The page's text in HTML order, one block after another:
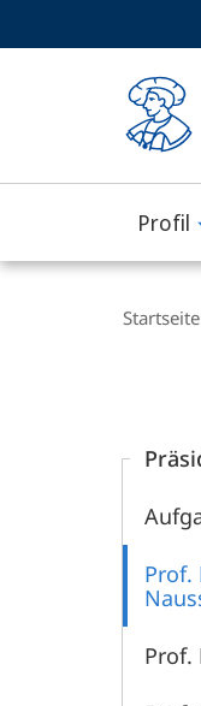
Profil
Startseite
Prof.
Prof.